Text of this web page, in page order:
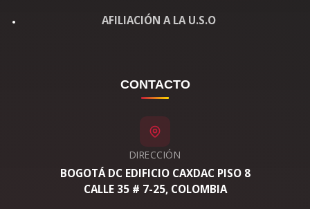
AFILIACIÓN A LA U.S.O
CONTACTO
DIRECCIÓN
BOGOTÁ DC EDIFICIO CAXDAC PISO 8
CALLE 35 # 7-25, COLOMBIA